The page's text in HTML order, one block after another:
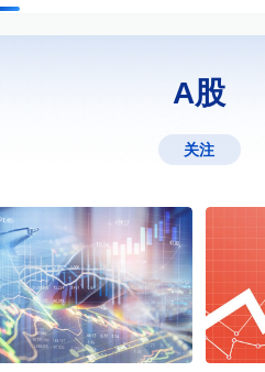
A股
关注